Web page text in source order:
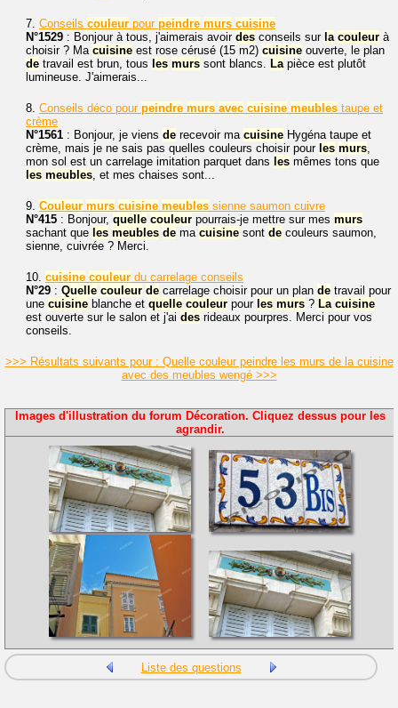
7. Conseils couleur pour peindre murs cuisine
N°1529 : Bonjour à tous, j'aimerais avoir des conseils sur la couleur à
choisir ? Ma cuisine est rose cérusé (15 m2) cuisine ouverte, le plan
de travail est brun, tous les murs sont blancs. Lapièce est plutôt
lumineuse. J'aimerais...
8. Conseils déco pour peindre murs avec cuisine meubles taupe et
crème
N°1561 : Bonjour, je viens de recevoir ma cuisine Hygéna taupe et
crème, mais je ne sais pas quelles couleurs choisir pour les murs,
mon sol est un carrelage imitation parquet dans les mêmes tons que
les meubles, et mes chaises sont...
9. Couleur murs cuisine meubles sienne saumon cuivre
N°415 : Bonjour, quelle couleur pourrais-je mettre sur mes murs
sachant que les meubles de ma cuisine sont de couleurs saumon,
sienne, cuivrée ? Merci.
10. cuisine couleur du carrelage conseils
N°29 : Quelle couleur de carrelage choisir pour un plan de travail pour
une cuisine blanche et quelle couleur pour les murs ? La cuisine
est ouverte sur le salon et j'ai des rideaux pourpres. Merci pour vos
conseils.
>>> Résultats suivants pour : Quelle couleur peindre les murs de la cuisine
avec des meubles wengé >>>
Images d'illustration du forum Décoration. Cliquez dessus pour les
agrandir.
Liste des questions